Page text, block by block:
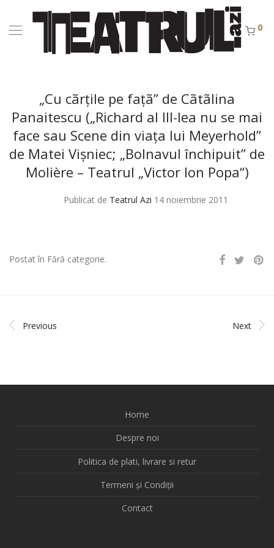
0
„Cu cãrţile pe faţã” de Cãtãlina
Panaitescu („Richard al III-lea nu se mai
face sau Scene din viaţa lui Meyerhold”
de Matei Vişniec; „Bolnavul închipuit” de
Molière – Teatrul „Victor Ion Popa“)
Publicat de Teatrul Azi 14 noiembrie 2011
Postat în Fără categorie.
Previous Next
Home
Despre noi
Politica de plati, livrare si retur
Termeni și Condiții
Contact